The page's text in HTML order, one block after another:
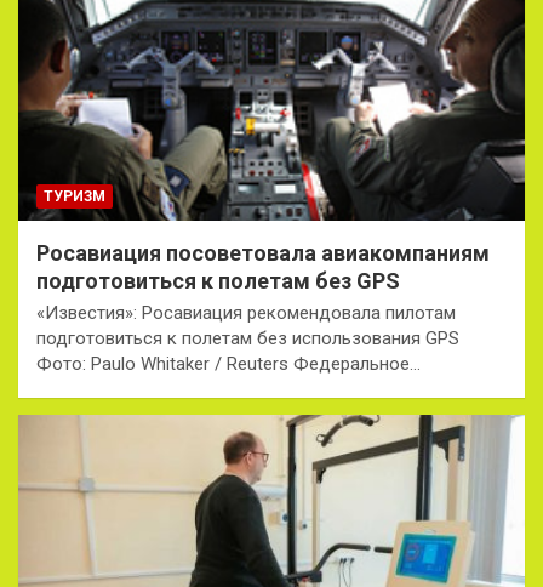
ТУРИЗМ
Росавиация посоветовала авиакомпаниям
подготовиться к полетам без GPS
«Известия»: Росавиация рекомендовала пилотам
подготовиться к полетам без использования GPS
Фото: Paulo Whitaker / Reuters Федеральное…